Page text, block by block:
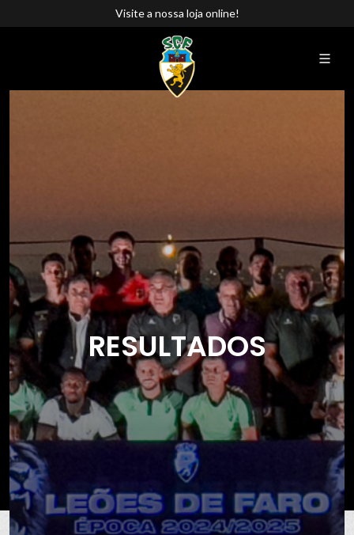
Visite a nossa loja online!
RESULTADOS